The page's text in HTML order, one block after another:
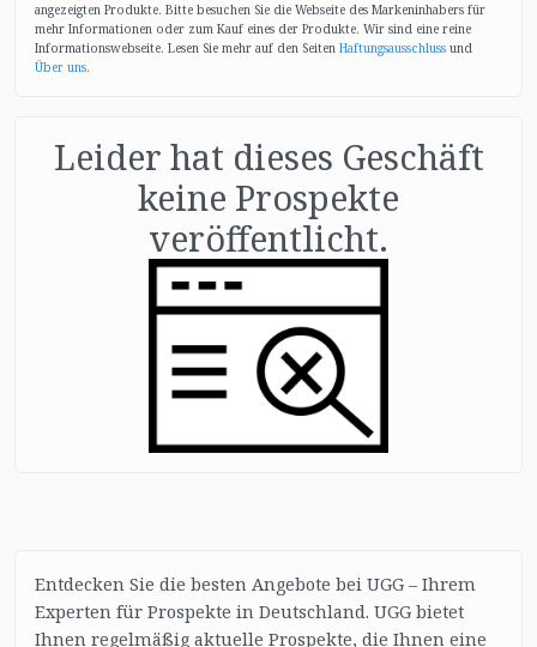
angezeigten Produkte. Bitte besuchen Sie die Webseite des Markeninhabers für
mehr Informationen oder zum Kauf eines der Produkte. Wir sind eine reine
Informationswebseite. Lesen Sie mehr auf den Seiten Haftungsausschluss und
Über uns.
Leider hat dieses Geschäft
keine Prospekte
veröffentlicht.
Entdecken Sie die besten Angebote bei UGG – Ihrem
Experten für Prospekte in Deutschland. UGG bietet
Ihnen regelmäßig aktuelle Prospekte, die Ihnen eine